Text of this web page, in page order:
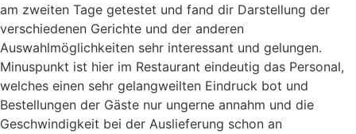
am zweiten Tage getestet und fand dir Darstellung der
verschiedenen Gerichte und der anderen
Auswahlmöglichkeiten sehr interessant und gelungen.
Minuspunkt ist hier im Restaurant eindeutig das Personal,
welches einen sehr gelangweilten Eindruck bot und
Bestellungen der Gäste nur ungerne annahm und die
Geschwindigkeit bei der Auslieferung schon an